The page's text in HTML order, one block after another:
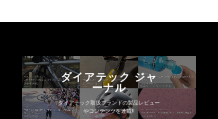
ダイアテック ジャ
ーナル
ダイアテック取扱ブランドの製品レビュー
やコンテンツを連載!!